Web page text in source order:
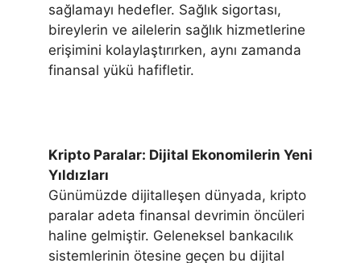
sağlamayı hedefler. Sağlık sigortası,
bireylerin ve ailelerin sağlık hizmetlerine
erişimini kolaylaştırırken, aynı zamanda
finansal yükü hafifletir.
Kripto Paralar: Dijital Ekonomilerin Yeni
Yıldızları
Günümüzde dijitalleşen dünyada, kripto
paralar adeta finansal devrimin öncüleri
haline gelmiştir. Geleneksel bankacılık
sistemlerinin ötesine geçen bu dijital